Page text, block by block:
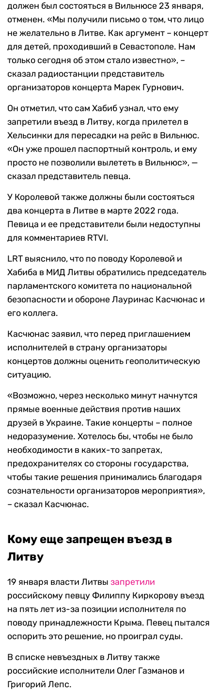
должен был состояться в Вильнюсе 23 января,
отменен. «Мы получили письмо о том, что лицо
не желательно в Литве. Как аргумент – концерт
для детей, проходивший в Севастополе. Нам
только сегодня об этом стало известно», –
сказал радиостанции представитель
организаторов концерта Марек Гурнович.
Он отметил, что сам Хабиб узнал, что ему
запретили въезд в Литву, когда прилетел в
Хельсинки для пересадки на рейс в Вильнюс.
«Он уже прошел паспортный контроль, и ему
просто не позволили вылететь в Вильнюс», —
сказал представитель певца.
У Королевой также должны были состояться
два концерта в Литве в марте 2022 года.
Певица и ее представители были недоступны
для комментариев RTVI.
LRT выяснило, что по поводу Королевой и
Хабиба в МИД Литвы обратились председатель
парламентского комитета по национальной
безопасности и обороне Лауринас Касчюнас и
его коллега.
Касчюнас заявил, что перед приглашением
исполнителей в страну организаторы
концертов должны оценить геополитическую
ситуацию.
«Возможно, через несколько минут начнутся
прямые военные действия против наших
друзей в Украине. Такие концерты – полное
недоразумение. Хотелось бы, чтобы не было
необходимости в каких-то запретах,
предохранителях со стороны государства,
чтобы такие решения принимались благодаря
сознательности организаторов мероприятия»,
– сказал Касчюнас.
Кому еще запрещен въезд в
Литву
19 января власти Литвы запретили
российскому певцу Филиппу Киркорову въезд
на пять лет из-за позиции исполнителя по
поводу принадлежности Крыма. Певец пытался
оспорить это решение, но проиграл суды.
В списке невъездных в Литву также
российские исполнители Олег Газманов и
Григорий Лепс.